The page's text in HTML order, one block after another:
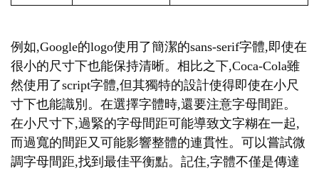
例如,Google的logo使用了簡潔的sans-serif字體,即使在
很小的尺寸下也能保持清晰。相比之下,Coca-Cola雖
然使用了script字體,但其獨特的設計使得即使在小尺
寸下也能識別。在選擇字體時,還要注意字母間距。
在小尺寸下,過緊的字母間距可能導致文字糊在一起,
而過寬的間距又可能影響整體的連貫性。可以嘗試微
調字母間距,找到最佳平衡點。記住,字體不僅是傳達